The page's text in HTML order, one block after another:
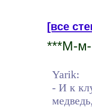
[все
***М-м-
Yarik:
- И к